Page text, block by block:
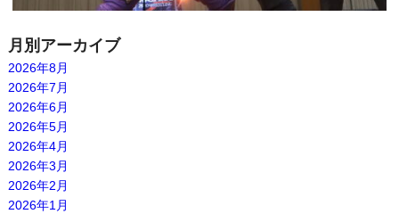
月別アーカイブ
2026年8月
2026年7月
2026年6月
2026年5月
2026年4月
2026年3月
2026年2月
2026年1月